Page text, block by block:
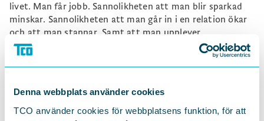
Denna webbplats använder cookies
TCO använder cookies för webbplatsens funktion, för att
livet. Man får jobb. Sannolikheten att man blir sparkad
minskar. Sannolikheten att man går in i en relation ökar
och att man stannar. Samt att man upplever
meningsfullhet i livet. Det är galna positiva effekter.”
I en tid där dystra nyheter dominerar mediabruset kan
humorn vara ett sätt att lätta på trycket. Therese